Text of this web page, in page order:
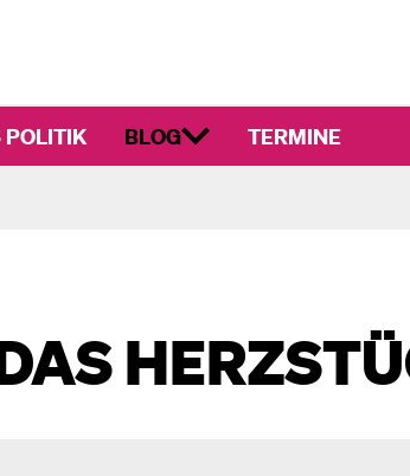
POLITIK BLOG TERMINE